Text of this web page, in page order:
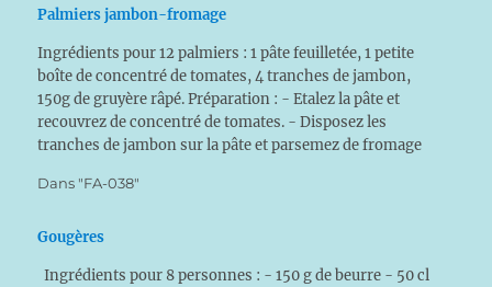
Palmiers jambon-fromage
Ingrédients pour 12 palmiers : 1 pâte feuilletée, 1 petite
boîte de concentré de tomates, 4 tranches de jambon,
150g de gruyère râpé. Préparation : - Etalez la pâte et
recouvrez de concentré de tomates. - Disposez les
tranches de jambon sur la pâte et parsemez de fromage
Dans "FA-038"
Gougères
Ingrédients pour 8 personnes : - 150 g de beurre - 50 cl